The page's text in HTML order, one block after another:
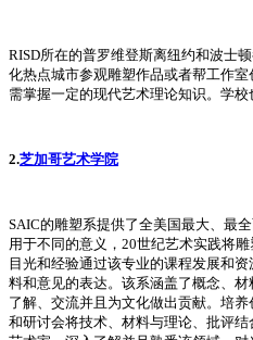
RISD所在的普罗维登斯离纽约和波士
化热点城市参观雕塑作品或者帮工作
需掌握一定的现代艺术理论知识。学校
2.芝加哥艺术学院
SAIC的雕塑系提供了全美国最大、最
用于不同的意义，20世纪艺术实践将
目光和经验通过该专业的课程发展和
料和意见的表达。该系涵盖了概念、
了解、交流并且为文化做出贡献。培
和研讨会将技术、材料与理论、批评